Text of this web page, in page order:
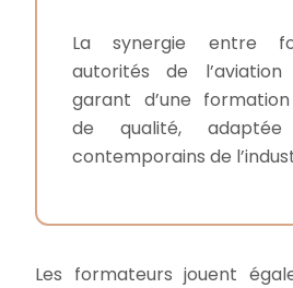
La synergie entre
autorités de
garant d’une
de qualité,
contemporains de
Les formateurs jouent